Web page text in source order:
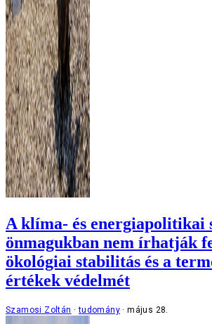
A klíma- és energiapolitikai
önmagukban nem írhatják
ökológiai stabilitás és a
értékek védelmét
Szamosi Zoltán tudomány május 28.